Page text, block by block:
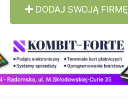
DODAJ SWOJĄ FIRMĘ